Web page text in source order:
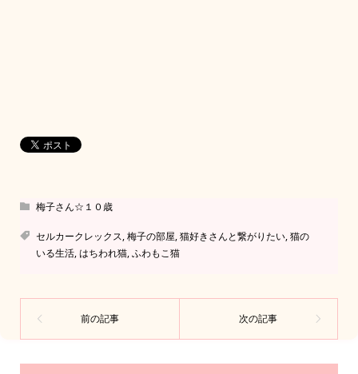
梅子さん☆１０歳
セルカークレックス,梅子の部屋,猫好きさんと繋がりたい,猫の
いる生活,はちわれ猫,ふわもこ猫